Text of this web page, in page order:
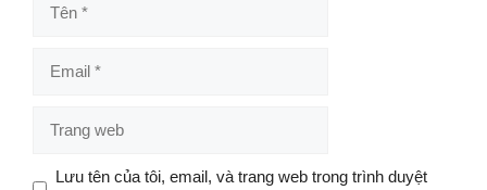
web
Lưu tên của tôi, email, và trang web trong trình duyệt